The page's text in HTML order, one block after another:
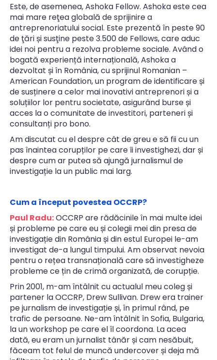
Este, de asemenea, Ashoka Fellow. Ashoka este cea
mai mare reţea globală de sprijinire a
antreprenoriatului social. Este prezentă în peste 90
de ţări și susţine peste 3.500 de Fellows, care aduc
idei noi pentru a rezolva probleme sociale. Având o
bogată experiență internațională, Ashoka a
dezvoltat și în România, cu sprijinul Romanian –
American Foundation, un program de identificare și
de susținere a celor mai inovativi antreprenori și a
soluțiilor lor pentru societate, asigurând burse și
acces la o comunitate de investitori, parteneri și
consultanți pro bono.
Am discutat cu el despre cât de greu e să fii cu un
pas înaintea corupților pe care îi investighezi, dar și
despre cum ar putea să ajungă jurnalismul de
investigație la un public mai larg.
Cum a început povestea OCCRP?
Paul Radu:OCCRP are rădăcinile în mai multe idei
și probleme pe care eu și colegii mei din presa de
investigație din România și din estul Europei le-am
investigat de-a lungul timpului. Am observat nevoia
pentru o rețea transnațională care să investigheze
probleme ce țin de crimă organizată, de corupție.
Prin 2001, m-am întâlnit cu actualul meu coleg și
partener la OCCRP, Drew Sullivan. Drew era trainer
pe jurnalism de investigație și, în primul rând, pe
trafic de persoane. Ne-am întâlnit în Sofia, Bulgaria,
la un workshop pe care el îl coordona. La acea
dată, eu eram un jurnalist tânăr și cam nesăbuit,
făceam tot felul de muncă undercover și deja mă